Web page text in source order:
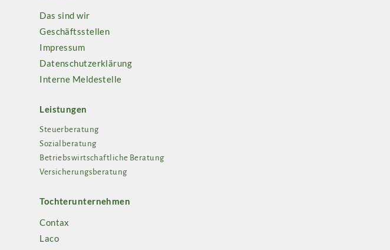
Das sind wir
Geschäftsstellen
Impressum
Datenschutzerklärung
Interne Meldestelle
Leistungen
Steuerberatung
Sozialberatung
Betriebswirtschaftliche Beratung
Versicherungsberatung
Tochterunternehmen
Contax
Laco